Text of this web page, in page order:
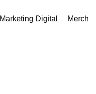
Marketing Digital Merch